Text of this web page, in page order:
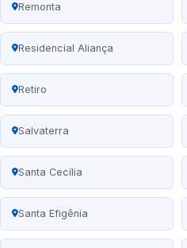
Remonta
Residencial Aliança
Retiro
Salvaterra
Santa Cecília
Santa Efigênia